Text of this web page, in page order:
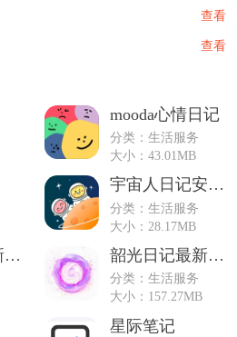
查看
查看
mooda心情日记
分类：生活服务
大小：43.01MB
宇宙人日记安卓版
分类：生活服务
大小：28.17MB
十年日记最新版本 韶光日记最新版本
分类：生活服务
大小：157.27MB
星际笔记